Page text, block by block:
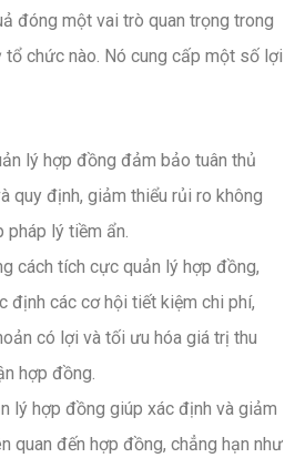
đóng một vai trò quan trọng trong
chức nào. Nó cung cấp một số lợi
lý hợp đồng đảm bảo tuân thủ
quy định, giảm thiểu rủi ro không
pháp lý tiềm ẩn.
cách tích cực quản lý hợp đồng,
định các cơ hội tiết kiệm chi phí,
có lợi và tối ưu hóa giá trị thu
hợp đồng.
lý hợp đồng giúp xác định và giảm
quan đến hợp đồng, chẳng hạn như